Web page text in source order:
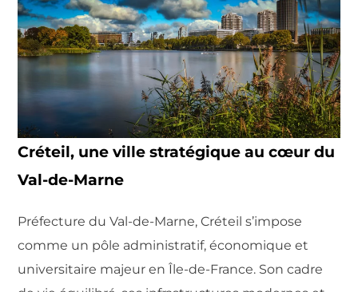
Créteil, une ville stratégique au cœur du
Val-de-Marne
Préfecture du Val-de-Marne, Créteil s’impose
comme un pôle administratif, économique et
universitaire majeur en Île-de-France. Son cadre